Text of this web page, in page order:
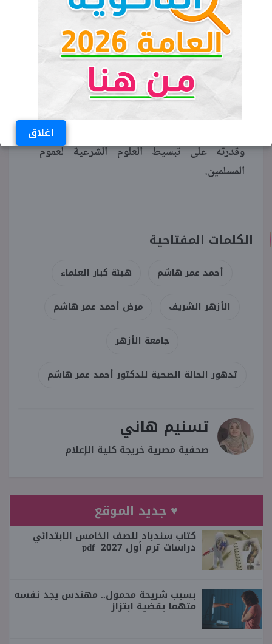
اغلاق
في علوم الحديث والسيرة النبوية والفكر
الإسلامي، من أشهرها «من هدي السنة النبوية»،
و«الإسلام وبناء الشخصية»، و«الشفاعة في ضوء
الكتاب والسنة».
وما زالت محاضراته وخطبه التلفزيونية مرجعًا
مهمًا للكثيرين، حيث عُرف بأسلوبه العلمي الرصين
وقدرته على تبسيط العلوم الشرعية لعموم
المسلمين.
الكلمات المفتاحية
أحمد عمر هاشم هيئة كبار العلماء
الأزهر الشريف مرض أحمد عمر هاشم
جامعة الأزهر
تدهور الحالة الصحية للدكتور أحمد عمر هاشم
تسنيم هاني
صحفية مصرية خريجة كلية الإعلام
♥ جديد الموقع
كتاب سندباد للصف الخامس الابتدائي
دراسات ترم أول 2027 pdf
بسبب شريحة محمول.. مهندس يجد نفسه
متهما بقضية ابتزاز